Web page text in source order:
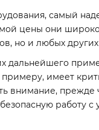
самый
цены они
но и любых
дальнейшего
имеет
внимание,
работу с